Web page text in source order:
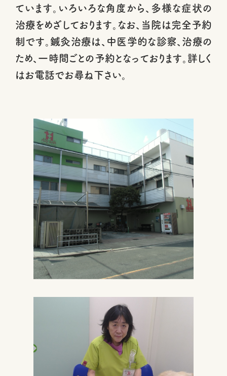
ています。いろいろな角度から、多様な症状の
治療をめざしております。なお、当院は完全予約
制です。鍼灸治療は、中医学的な診察、治療の
ため、一時間ごとの予約となっております。詳しく
はお電話でお尋ね下さい。